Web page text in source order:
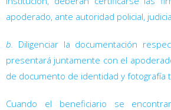
apoderado, ante autoridad policial,
b.
Diligenciar la documentación
presentará juntamente con el
de documento de identidad y fotografía
Cuando el beneficiario se